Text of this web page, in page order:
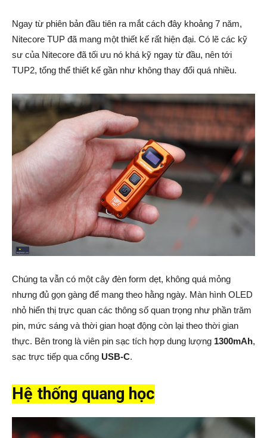
Ngay từ phiên bản đầu tiên ra mắt cách đây khoảng 7 năm,
Nitecore TUP đã mang một thiết kế rất hiện đại. Có lẽ các kỹ
sư của Nitecore đã tối ưu nó khá kỹ ngay từ đầu, nên tới
TUP2, tổng thể thiết kế gần như không thay đổi quá nhiều.
Chúng ta vẫn có một cây đèn form dẹt, không quá mỏng
nhưng đủ gọn gàng để mang theo hằng ngày. Màn hình OLED
nhỏ hiển thị trực quan các thông số quan trọng như phần trăm
pin, mức sáng và thời gian hoạt động còn lại theo thời gian
thực. Bên trong là viên pin sạc tích hợp dung lượng 1300mAh,
sạc trực tiếp qua cổng USB-C.
Hệ thống quang học